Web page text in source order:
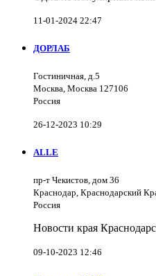
11-01-2024 22:47
ДОРЛАБ
Гостиничная, д.5
Москва, Москва 127106
Россия
26-12-2023 10:29
ALLE
пр-т Чекистов, дом 36
Краснодар, Краснодарский
Россия
Новости края
09-10-2023 12:46